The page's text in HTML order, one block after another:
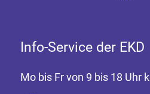
Info-Service der EKD
Mo bis Fr von 9 bis 18 Uhr